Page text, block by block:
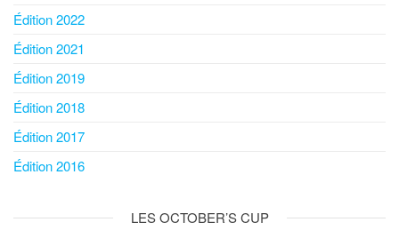
Édition 2022
Édition 2021
Édition 2019
Édition 2018
Édition 2017
Édition 2016
LES OCTOBER’S CUP